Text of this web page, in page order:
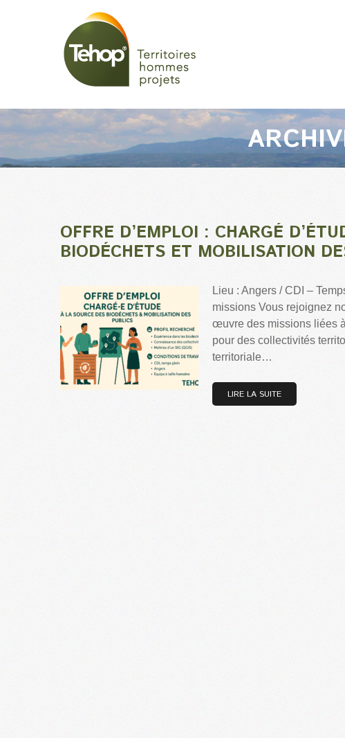
OFFRE D’EMPLOI : CHARGÉ
BIODÉCHETS ET MOBILISATION
Lieu : Angers / CDI –
missions Vous rejoignez
œuvre des missions liées
pour des collectivités
territoriale…
LIRE LA SUITE